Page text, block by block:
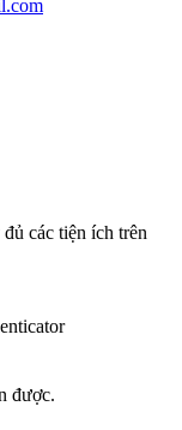
các tiện ích trên
được.